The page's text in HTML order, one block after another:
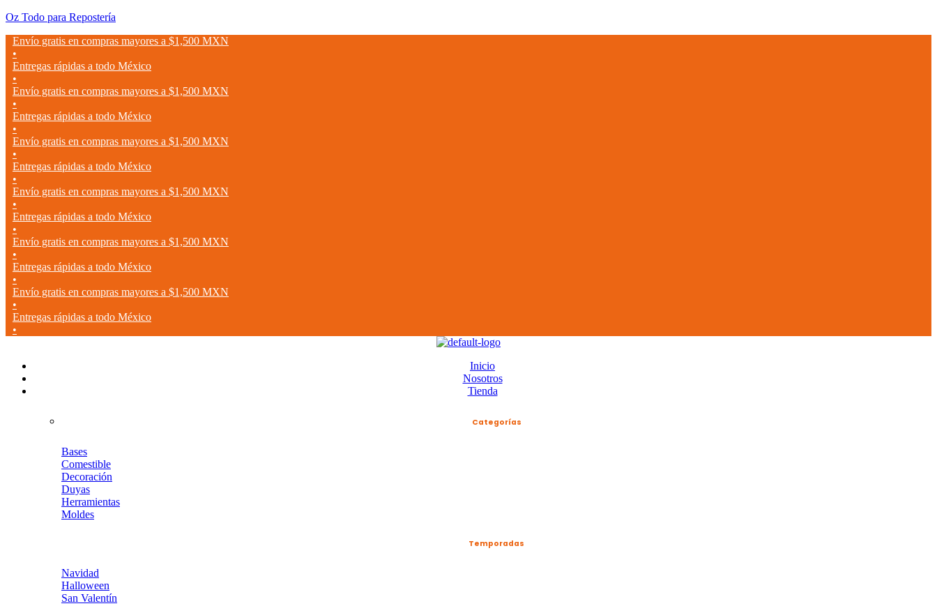
Oz Todo para Repostería
Envío gratis en compras mayores a $1,500 MXN
•
Entregas rápidas a todo México
•
Envío gratis en compras mayores a $1,500 MXN
•
Entregas rápidas a todo México
•
Envío gratis en compras mayores a $1,500 MXN
•
Entregas rápidas a todo México
•
Envío gratis en compras mayores a $1,500 MXN
•
Entregas rápidas a todo México
•
Envío gratis en compras mayores a $1,500 MXN
•
Entregas rápidas a todo México
•
Envío gratis en compras mayores a $1,500 MXN
•
Entregas rápidas a todo México
•
Inicio
Nosotros
Tienda
Categorías
Bases
Comestible
Decoración
Duyas
Herramientas
Moldes
Temporadas
Navidad
Halloween
San Valentín